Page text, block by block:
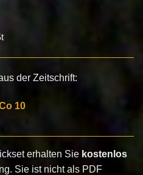
der Zeitschrift:
10
erhalten Sie kostenlos
Sie ist nicht als PDF